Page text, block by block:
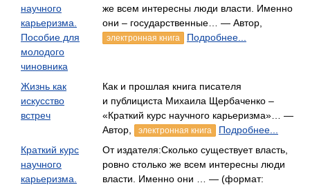
научного
карьеризма.
Пособие для
молодого
чиновника
же всем интересны люди власти. Именно
они – государственные… — Автор,
электронная книга Подробнее...
Жизнь как
искусство
встреч
Как и прошлая книга писателя
и публициста Михаила Щербаченко –
«Краткий курс научного карьеризма»… —
Автор,
электронная книга
Подробнее...
Краткий курс
научного
карьеризма.
От издателя:Сколько существует власть,
ровно столько же всем интересны люди
власти. Именно они … — (формат: